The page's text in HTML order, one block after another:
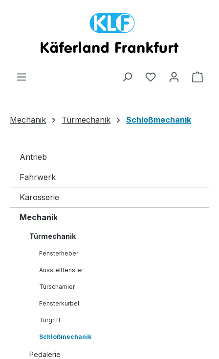
Zum Hauptinhalt springen
Mechanik Türmechanik Schloßmechanik
Antrieb
Fahrwerk
Karosserie
Mechanik
Türmechanik
Fensterheber
Ausstellfenster
Türscharnier
Fensterkurbel
Türgriff
Schloßmechanik
Pedalerie